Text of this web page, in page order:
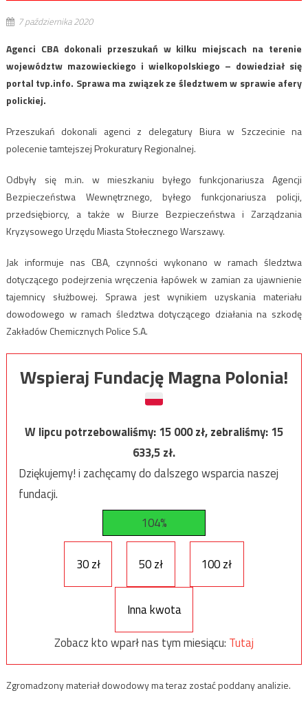
7 października 2020
Agenci CBA dokonali przeszukań w kilku miejscach na terenie
województw mazowieckiego i wielkopolskiego – dowiedział się
portal tvp.info. Sprawa ma związek ze śledztwem w sprawie afery
polickiej.
Przeszukań dokonali agenci z delegatury Biura w Szczecinie na
polecenie tamtejszej Prokuratury Regionalnej.
Odbyły się m.in. w mieszkaniu byłego funkcjonariusza Agencji
Bezpieczeństwa Wewnętrznego, byłego funkcjonariusza policji,
przedsiębiorcy, a także w Biurze Bezpieczeństwa i Zarządzania
Kryzysowego Urzędu Miasta Stołecznego Warszawy.
Jak informuje nas CBA, czynności wykonano w ramach śledztwa
dotyczącego podejrzenia wręczenia łapówek w zamian za ujawnienie
tajemnicy służbowej. Sprawa jest wynikiem uzyskania materiału
dowodowego w ramach śledztwa dotyczącego działania na szkodę
Zakładów Chemicznych Police S.A.
Wspieraj Fundację Magna Polonia!
W lipcu potrzebowaliśmy:15 000zł, zebraliśmy:15
633,5zł.
Dziękujemy! i zachęcamy do dalszego wsparcia naszej
fundacji.
104%
30 zł 50 zł 100 zł
Inna kwota
Zobacz kto wparł nas tym miesiącu: Tutaj
Zgromadzony materiał dowodowy ma teraz zostać poddany analizie.